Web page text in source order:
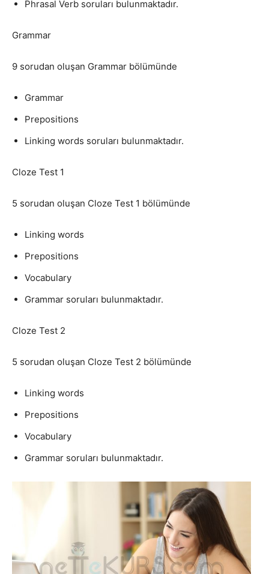
Phrasal Verb soruları bulunmaktadır.
Grammar
9 sorudan oluşan Grammar bölümünde
Grammar
Prepositions
Linking words soruları bulunmaktadır.
Cloze Test 1
5 sorudan oluşan Cloze Test 1 bölümünde
Linking words
Prepositions
Vocabulary
Grammar soruları bulunmaktadır.
Cloze Test 2
5 sorudan oluşan Cloze Test 2 bölümünde
Linking words
Prepositions
Vocabulary
Grammar soruları bulunmaktadır.